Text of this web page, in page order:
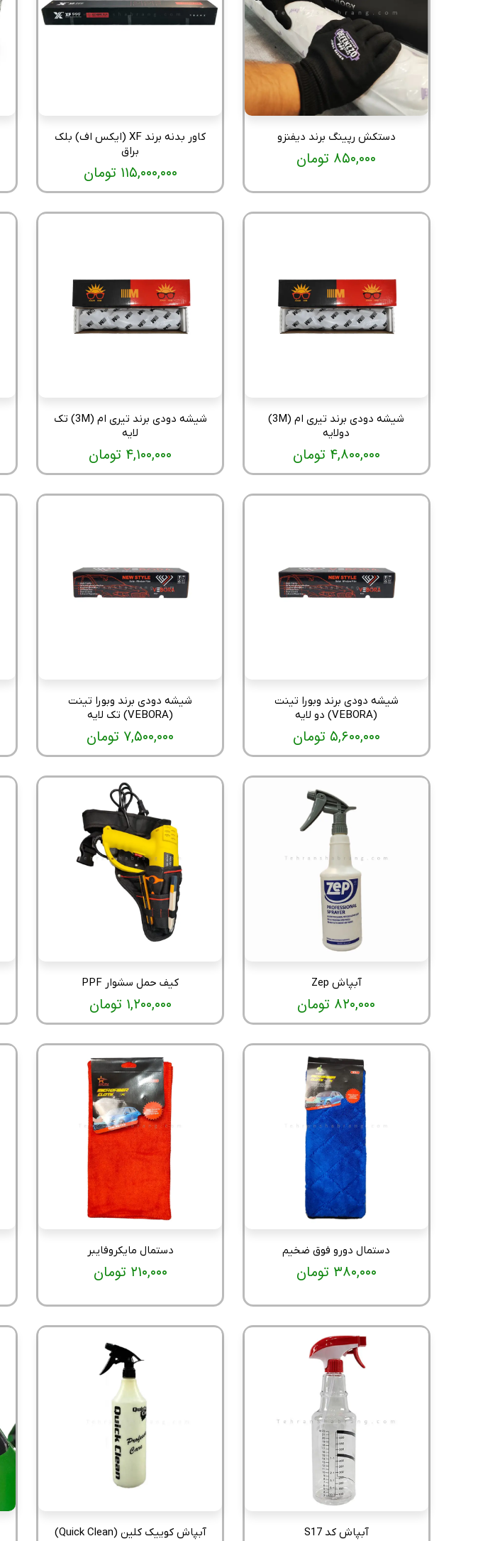
دستکش رپینگ برند دیفنزو
۸۵۰,۰۰۰ تومان
کاور بدنه برند XF (ایکس اف) بلک
براق
۱۱۵,۰۰۰,۰۰۰ تومان
شیشه دودی برند تیری ام (3M)
دولایه
۴,۸۰۰,۰۰۰ تومان
شیشه دودی برند تیری ام (3M) تک
لایه
۴,۱۰۰,۰۰۰ تومان
شیشه دودی برند وبورا تینت
(VEBORA) دو لایه
۵,۶۰۰,۰۰۰ تومان
شیشه دودی برند وبورا تینت
(VEBORA) تک لایه
۷,۵۰۰,۰۰۰ تومان
آبپاش Zep
۸۲۰,۰۰۰ تومان
کیف حمل سشوار PPF
۱,۲۰۰,۰۰۰ تومان
دستمال دورو فوق ضخیم
۳۸۰,۰۰۰ تومان
دستمال مایکروفایبر
۲۱۰,۰۰۰ تومان
آبپاش کد S17 آبپاش کوییک کلین (Quick Clean)